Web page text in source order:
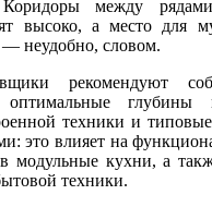
Коридоры между
высоко, а место для
— неудобно, словом.
рекомендуют
оптимальные глубины
техники и
это влияет на
модульные кухни, а
техники.